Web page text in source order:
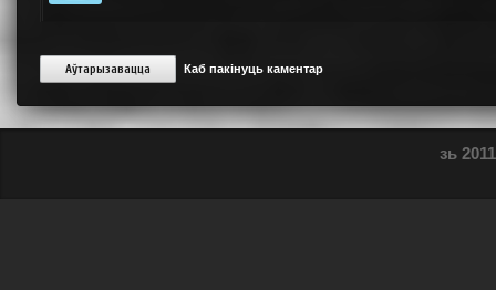
Аўтарызавацца Каб пакінуць каментар
зь 2011